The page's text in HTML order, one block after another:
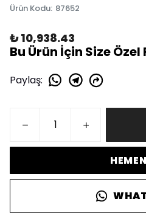
Ürün Kodu: 87652
₺ 10,938.43
Bu Ürün İçin Size
Paylaş: